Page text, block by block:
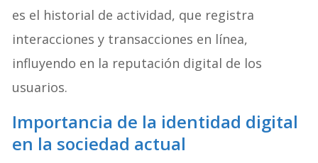
es el historial de actividad, que registra
interacciones y transacciones en línea,
influyendo en la reputación digital de los
usuarios.
Importancia de la identidad digital
en la sociedad actual